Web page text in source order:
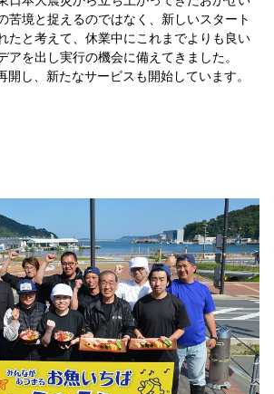
苦境と捉えるのではなく、新しいスタート
たと考えて、休業中にこれまでよりも良い
アを出し実行の機会に備えてきました。
し、新たなサービスも開始しています。